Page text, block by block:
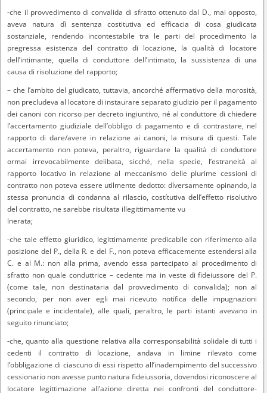
-che il provvedimento di convalida di sfratto ottenuto dal D., mai opposto,
aveva natura dì sentenza costitutiva ed efficacia di cosa giudicata
sostanziale, rendendo incontestabile tra le parti del procedimento la
pregressa esistenza del contratto di locazione, la qualità di locatore
dell’intimante, quella di conduttore dell’intimato, la sussistenza di una
causa di risoluzione del rapporto;
– che l’ambito del giudicato, tuttavia, ancorché affermativo della morosità,
non precludeva al locatore di instaurare separato giudizio per il pagamento
dei canoni con ricorso per decreto ingiuntivo, né al conduttore di chiedere
l’accertamento giudiziale dell’obbligo di pagamento e di contrastare, nel
rapporto di dare/avere in relazione ai canoni, la misura di questi. Tale
accertamento non poteva, peraltro, riguardare la qualità di conduttore
ormai irrevocabilmente delibata, sicché, nella specie, l’estraneità al
rapporto locativo in relazione al meccanismo delle plurime cessioni di
contratto non poteva essere utilmente dedotto: díversamente opinando, la
stessa pronuncia di condanna al rilascio, costítutiva dell’effetto risolutivo
del contratto, ne sarebbe risultata illegittimamente vu
lnerata;
-che tale effetto giuridico, legittimamente predicabile con riferimento alla
posizione del P., della R. e del F., non poteva efficacemente estendersi alla
C. e al M.: non alla prima, avendo essa partecipato al procedimento di
sfratto non quale conduttrice – cedente ma in veste di fideiussore del P.
(come tale, non destinataria dal provvedimento di convalida); non al
secondo, per non aver egli mai ricevuto notifica delle impugnazioni
(principale e incidentale), alle quali, peraltro, le parti istanti avevano in
seguito rinunciato;
-che, quanto alla questione relativa alla corresponsabilità solidale di tutti i
cedenti il contratto di locazione, andava in limine rilevato come
l’obbligazione di ciascuno di essi rispetto all’inadempimento del successivo
cessionario non avesse punto natura fideiussoria, dovendosi riconoscere al
locatore legittimazione all’azione diretta nei confronti del conduttore-